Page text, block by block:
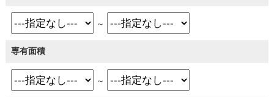
～
専有面積
～